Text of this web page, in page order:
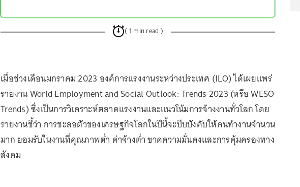
( 1 min read )
เมื่อช่วงเดือนมกราคม 2023 องค์การแรงงานระหว่างประเทศ (ILO) ได้เผยแพร่
รายงาน World Employment and Social Outlook: Trends 2023 (หรือ WESO
Trends) ซึ่งเป็นการวิเคราะห์ตลาดแรงงานและแนวโน้มการจ้างงานทั่วโลก โดย
รายงานชี้ว่า การชะลอตัวของเศรษฐกิจโลกในปีนี้จะบีบบังคับให้คนทำงานจำนวน
มาก ยอมรับในงานที่คุณภาพต่ำ ค่าจ้างต่ำ ขาดความมั่นคงและการคุ้มครองทาง
สังคม